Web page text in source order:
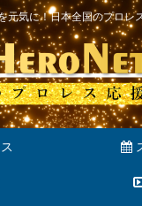
元気に！日本全国のプロレ